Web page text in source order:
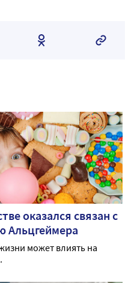
оказался связан с
Альцгеймера
может влиять на